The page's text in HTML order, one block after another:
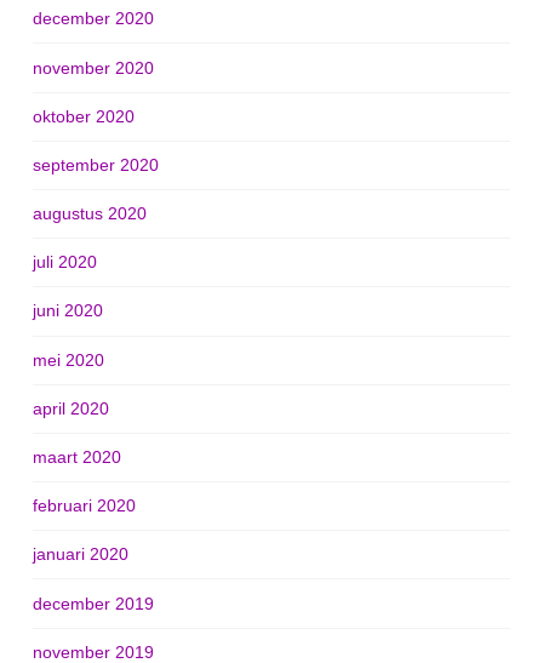
december 2020
november 2020
oktober 2020
september 2020
augustus 2020
juli 2020
juni 2020
mei 2020
april 2020
maart 2020
februari 2020
januari 2020
december 2019
november 2019